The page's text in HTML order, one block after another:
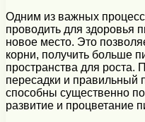
Одним из важных
проводить для здоровья
новое место. Это
корни, получить больше
пространства для роста.
пересадки и правильный
способны существенно
развитие и процветание